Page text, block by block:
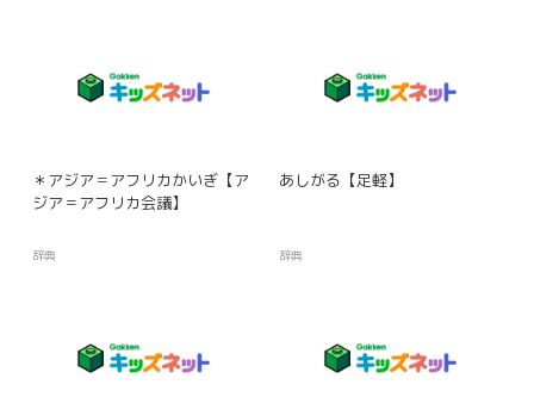
＊アジア＝アフリカかいぎ【ア
ジア＝アフリカ会議】
辞典
あしがる【足軽】
辞典